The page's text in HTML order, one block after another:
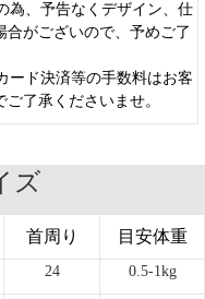
為、予告なくデザイン、仕
がございので、予めご了
ード決済等の手数料はお客
了承くださいませ。
ズ
首周り 目安体重
24 0.5-1kg